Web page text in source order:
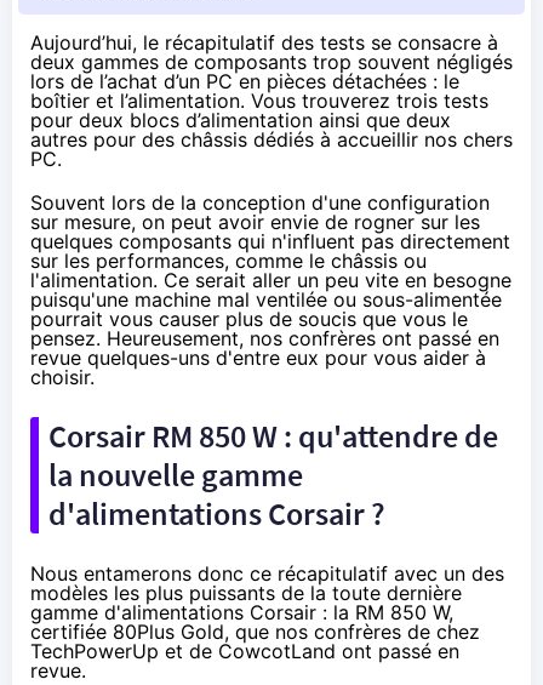
Aujourd’hui, le récapitulatif des tests se consacre à
deux gammes de composants trop souvent négligés
lors de l’achat d’un PC en pièces détachées : le
boîtier et l’alimentation. Vous trouverez trois tests
pour deux blocs d’alimentation ainsi que deux
autres pour des châssis dédiés à accueillir nos chers
PC.
Souvent lors de la conception d'une configuration
sur mesure, on peut avoir envie de rogner sur les
quelques composants qui n'influent pas directement
sur les performances, comme le châssis ou
l'alimentation. Ce serait aller un peu vite en besogne
puisqu'une machine mal ventilée ou sous-alimentée
pourrait vous causer plus de soucis que vous le
pensez. Heureusement, nos confrères ont passé en
revue quelques-uns d'entre eux pour vous aider à
choisir.
Corsair RM 850 W : qu'attendre de
la nouvelle gamme
d'alimentations Corsair ?
Nous entamerons donc ce récapitulatif avec un des
modèles les plus puissants de la toute dernière
gamme d'alimentations Corsair : la RM 850 W,
certifiée 80Plus Gold, que nos confrères de chez
TechPowerUp et de CowcotLand ont passé en
revue.